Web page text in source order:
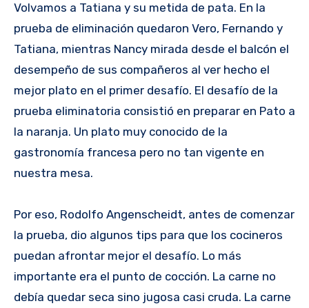
Volvamos a Tatiana y su metida de pata. En la
prueba de eliminación quedaron Vero, Fernando y
Tatiana, mientras Nancy mirada desde el balcón el
desempeño de sus compañeros al ver hecho el
mejor plato en el primer desafío. El desafío de la
prueba eliminatoria consistió en preparar en Pato a
la naranja. Un plato muy conocido de la
gastronomía francesa pero no tan vigente en
nuestra mesa.
Por eso, Rodolfo Angenscheidt, antes de comenzar
la prueba, dio algunos tips para que los cocineros
puedan afrontar mejor el desafío. Lo más
importante era el punto de cocción. La carne no
debía quedar seca sino jugosa casi cruda. La carne